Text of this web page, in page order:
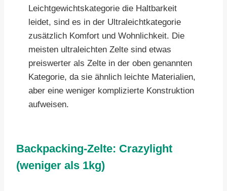
Leichtgewichtskategorie die Haltbarkeit
leidet, sind es in der Ultraleichtkategorie
zusätzlich Komfort und Wohnlichkeit. Die
meisten ultraleichten Zelte sind etwas
preiswerter als Zelte in der oben genannten
Kategorie, da sie ähnlich leichte Materialien,
aber eine weniger komplizierte Konstruktion
aufweisen.
Backpacking-Zelte: Crazylight
(weniger als 1kg)